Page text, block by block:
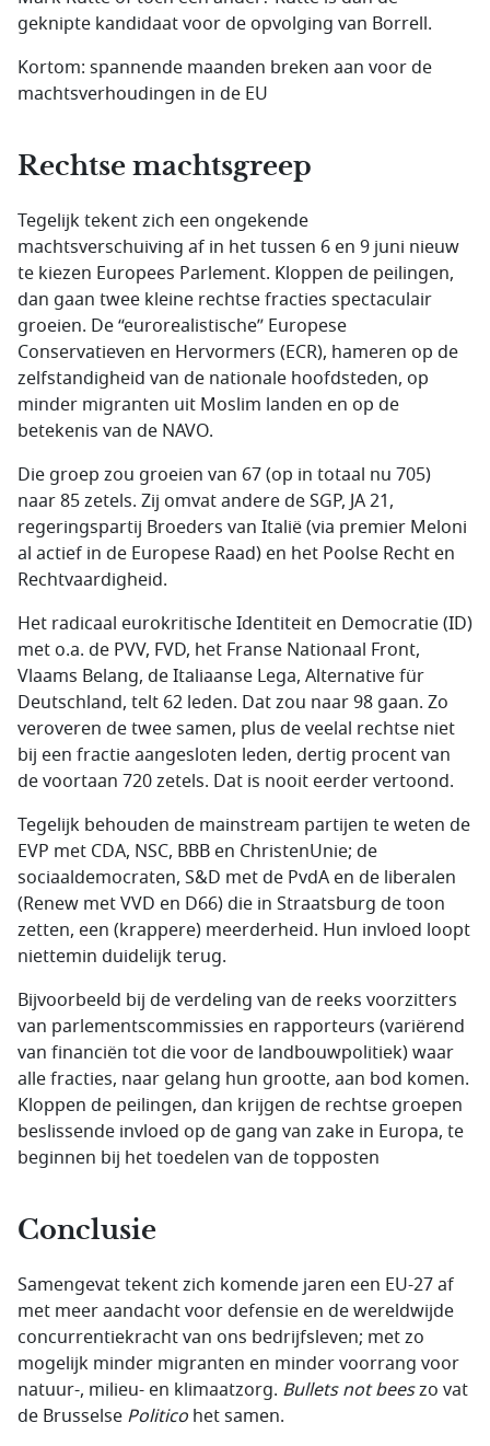
geknipte kandidaat voor de opvolging van Borrell.
Kortom: spannende maanden breken aan voor de
machtsverhoudingen in de EU
Rechtse machtsgreep
Tegelijk tekent zich een ongekende
machtsverschuiving af in het tussen 6 en 9 juni nieuw
te kiezen Europees Parlement. Kloppen de peilingen,
dan gaan twee kleine rechtse fracties spectaculair
groeien. De “eurorealistische” Europese
Conservatieven en Hervormers (ECR), hameren op de
zelfstandigheid van de nationale hoofdsteden, op
minder migranten uit Moslim landen en op de
betekenis van de NAVO.
Die groep zou groeien van 67 (op in totaal nu 705)
naar 85 zetels. Zij omvat andere de SGP, JA 21,
regeringspartij Broeders van Italië (via premier Meloni
al actief in de Europese Raad) en het Poolse Recht en
Rechtvaardigheid.
Het radicaal eurokritische Identiteit en Democratie (ID)
met o.a. de PVV, FVD, het Franse Nationaal Front,
Vlaams Belang, de Italiaanse Lega, Alternative für
Deutschland, telt 62 leden. Dat zou naar 98 gaan. Zo
veroveren de twee samen, plus de veelal rechtse niet
bij een fractie aangesloten leden, dertig procent van
de voortaan 720 zetels. Dat is nooit eerder vertoond.
Tegelijk behouden de mainstream partijen te weten de
EVP met CDA, NSC, BBB en ChristenUnie; de
sociaaldemocraten, S&D met de PvdA en de liberalen
(Renew met VVD en D66) die in Straatsburg de toon
zetten, een (krappere) meerderheid. Hun invloed loopt
niettemin duidelijk terug.
Bijvoorbeeld bij de verdeling van de reeks voorzitters
van parlementscommissies en rapporteurs (variërend
van financiën tot die voor de landbouwpolitiek) waar
alle fracties, naar gelang hun grootte, aan bod komen.
Kloppen de peilingen, dan krijgen de rechtse groepen
beslissende invloed op de gang van zake in Europa, te
beginnen bij het toedelen van de topposten
Conclusie
Samengevat tekent zich komende jaren een EU-27 af
met meer aandacht voor defensie en de wereldwijde
concurrentiekracht van ons bedrijfsleven; met zo
mogelijk minder migranten en minder voorrang voor
natuur-, milieu- en klimaatzorg. Bullets not beeszo vat
de Brusselse Politico het samen.